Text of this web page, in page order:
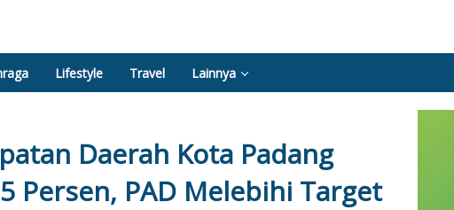
Lifestyle Travel Lainnya
Daerah Kota Padang
Persen, PAD Melebihi Target